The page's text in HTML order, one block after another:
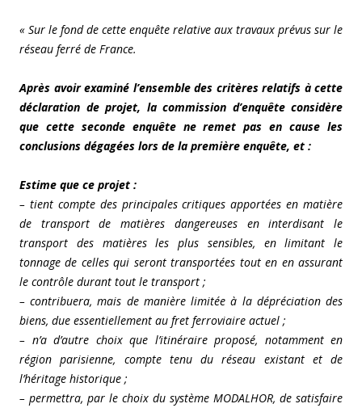
« Sur le fond de cette enquête relative aux travaux prévus sur le
réseau ferré de France.
Après avoir examiné l’ensemble des critères relatifs à cette
déclaration de projet, la commission d’enquête considère
que cette seconde enquête ne remet pas en cause les
conclusions dégagées lors de la première enquête, et :
Estime que ce projet :
– tient compte des principales critiques apportées en matière
de transport de matières dangereuses en interdisant le
transport des matières les plus sensibles, en limitant le
tonnage de celles qui seront transportées tout en en assurant
le contrôle durant tout le transport ;
– contribuera, mais de manière limitée à la dépréciation des
biens, due essentiellement au fret ferroviaire actuel ;
– n’a d’autre choix que l’itinéraire proposé, notamment en
région parisienne, compte tenu du réseau existant et de
l’héritage historique ;
– permettra, par le choix du système MODALHOR, de satisfaire